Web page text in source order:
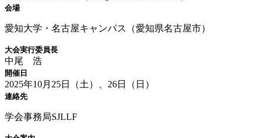
会場
愛知大学・名古屋キャンパス（愛知県名古屋市）
大会実行委員長
中尾 浩
開催日
2025年10月25日（土）、26日（日）
連絡先
学会事務局SJLLF